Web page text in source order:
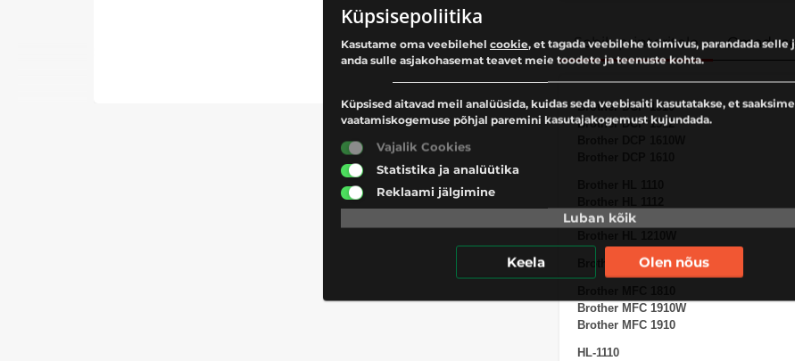
Sobib printeritele
Brother DCP 1510
Brother DCP 1512
Brother HL 1210
Brother HL 1223WE
Brother MFC 1910W
Brother MFC 1910
HL-1110
Küpsisepoliitika
Kasutame oma veebilehel cookie, et tagada veebilehe toimivus, parandada selle
anda sulle asjakohasemat teavet meie toodete ja teenuste kohta.
Küpsised aitavad meil analüüsida, kuidas seda veebisaiti kasutatakse, et
vaatamiskogemuse põhjal paremini kasutajakogemust kujundada.
Vajalik Cookies
Statistika ja analüütika
Reklaami jälgimine
Luban kõik
Keela Olen nõus